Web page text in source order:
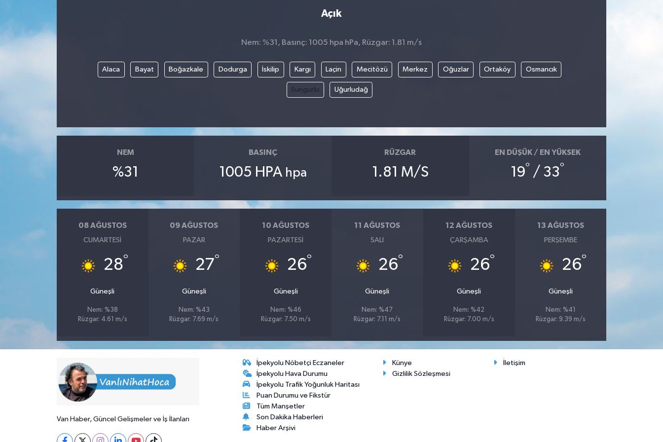
Açık
Nem: %31, Basınç: 1005 hpa hPa, Rüzgar: 1.81 m/s
Alaca Bayat Boğazkale Dodurga İskilip Kargı Laçin Mecitözü Merkez Oğuzlar Ortaköy Osmancık
Sungurlu Uğurludağ
NEM
%31
BASINÇ
1005 HPA hpa
RÜZGAR
1.81 M/S
EN DÜŞÜK / EN YÜKSEK
19° / 33°
08 AĞUSTOS
CUMARTESI
28°
Güneşli
Nem: %38
Rüzgar: 4.61 m/s
09 AĞUSTOS
PAZAR
27°
Güneşli
Nem: %43
Rüzgar: 7.69 m/s
10 AĞUSTOS
PAZARTESI
26°
Güneşli
Nem: %46
Rüzgar: 7.50 m/s
11 AĞUSTOS
SALI
26°
Güneşli
Nem: %47
Rüzgar: 7.11 m/s
12 AĞUSTOS
ÇARŞAMBA
26°
Güneşli
Nem: %42
Rüzgar: 7.00 m/s
13 AĞUSTOS
PERŞEMBE
26°
Güneşli
Nem: %41
Rüzgar: 9.39 m/s
Van Haber, Güncel Gelişmeler ve İş İlanları
İpekyolu Nöbetçi Eczaneler
İpekyolu Hava Durumu
İpekyolu Trafik Yoğunluk Haritası
Puan Durumu ve Fikstür
Tüm Manşetler
Son Dakika Haberleri
Haber Arşivi
Künye
İletişim
Gizlilik Sözleşmesi